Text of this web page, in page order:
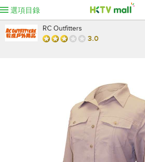
選項目錄
RC Outfitters
3.0